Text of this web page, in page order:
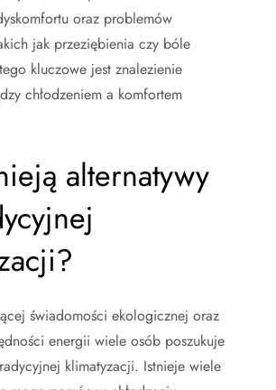
oraz problemów
jak przeziębienia czy bóle
kluczowe jest znalezienie
chłodzeniem a komfortem
alternatywy
świadomości ekologicznej oraz
energii wiele osób poszukuje
klimatyzacji. Istnieje wiele